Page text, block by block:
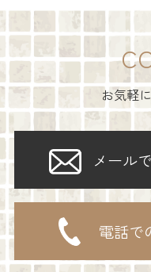
お気軽
メール
電話で